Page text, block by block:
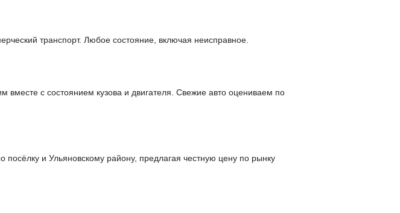
транспорт. Любое состояние, включая неисправное.
с состоянием кузова и двигателя. Свежие авто оцениваем по
и Ульяновскому району, предлагая честную цену по рынку